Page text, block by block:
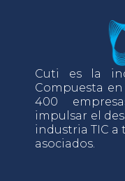
Cuti es la
Compuesta
400
impulsar el
industria TIC a
asociados.